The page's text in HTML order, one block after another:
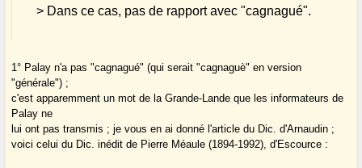
> Dans ce cas, pas de rapport avec "cagnagué".
1° Palay n'a pas "cagnagué" (qui serait "cagnaguè" en version
"générale") ;
c'est apparemment un mot de la Grande-Lande que les informateurs de
Palay ne
lui ont pas transmis ; je vous en ai donné l'article du Dic. d'Arnaudin ;
voici celui du Dic. inédit de Pierre Méaule (1894-1992), d'Escource :